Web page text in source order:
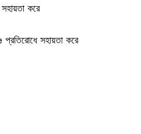
করে
সহায়তা করে